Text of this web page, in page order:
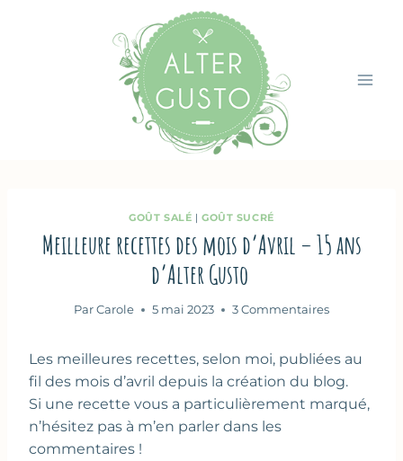
GOÛT SALÉ |GOÛT SUCRÉ
Meilleure recettes des mois d’Avril – 15 ans
d’Alter Gusto
Par Carole 5 mai 2023 3 Commentaires
Les meilleures recettes, selon moi, publiées au
fil des mois d’avril depuis la création du blog.
Si une recette vous a particulièrement marqué,
n’hésitez pas à m’en parler dans les
commentaires !